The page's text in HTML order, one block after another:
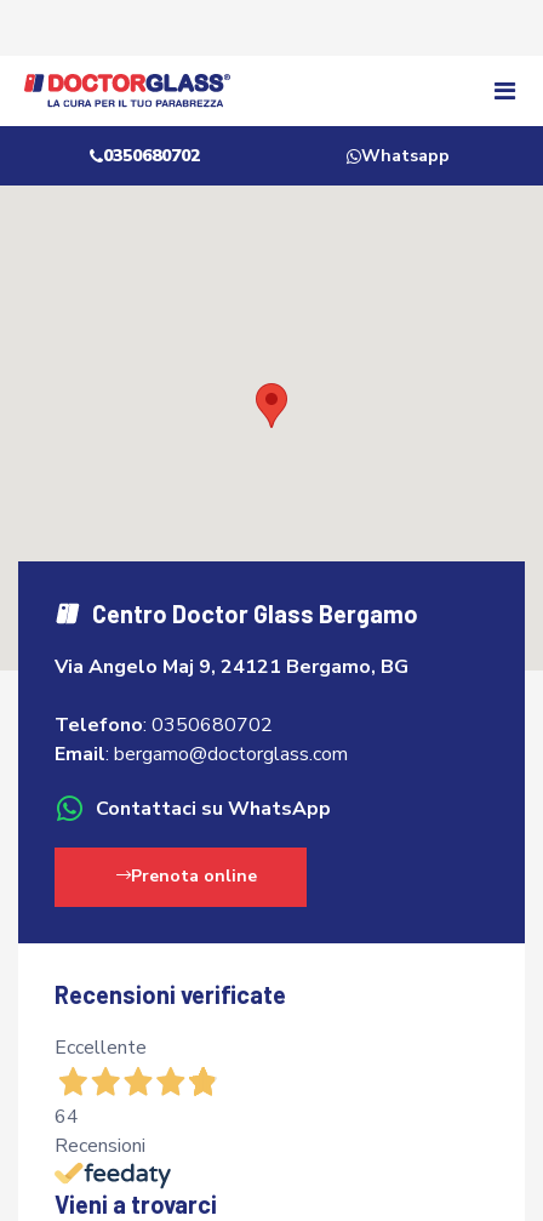
0350680702 Whatsapp
Centro Doctor Glass Bergamo
Via Angelo Maj 9, 24121 Bergamo, BG
Telefono: 0350680702
Email: bergamo@doctorglass.com
Contattaci su WhatsApp
Prenota online
Recensioni verificate
Eccellente
64
Recensioni
Vieni a trovarci